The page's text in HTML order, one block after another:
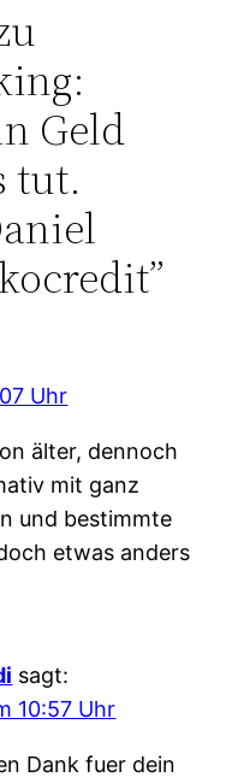
Geld
tut.
Uhr
älter, dennoch
mit ganz
und bestimmte
etwas anders
sagt:
10:57 Uhr
Dank fuer dein